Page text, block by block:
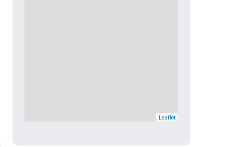
Leaflet